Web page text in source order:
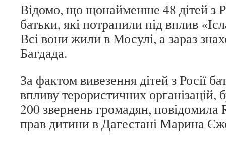
Відомо, що щонайменше 48 дітей з
батьки, які потрапили під вплив
Всі вони жили в Мосулі, а зараз
Багдада.
За фактом вивезення дітей з Росії
впливу терористичних організацій,
200 звернень громадян,
прав дитини в Дагестані Марина